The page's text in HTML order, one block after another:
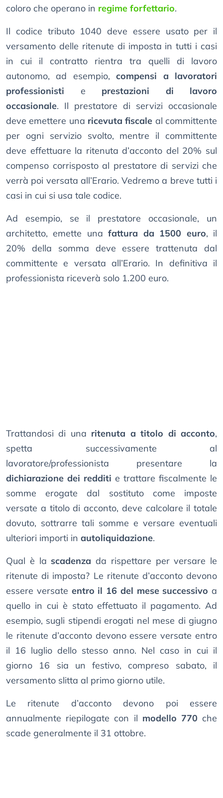
coloro che operano in regime forfettario.
Il codice tributo 1040 deve essere usato per il
versamento delle ritenute di imposta in tutti i casi
in cui il contratto rientra tra quelli di lavoro
autonomo, ad esempio,compensi a lavoratori
professionisti e prestazioni di lavoro
occasionale. Il prestatore di servizi occasionale
deve emettere una ricevuta fiscale al committente
per ogni servizio svolto, mentre il committente
deve effettuare la ritenuta d’acconto del 20% sul
compenso corrisposto al prestatore di servizi che
verrà poi versata all’Erario. Vedremo a breve tutti i
casi in cui si usa tale codice.
Ad esempio, se il prestatore occasionale, un
architetto, emette unafattura da 1500 euro, il
20% della somma deve essere trattenuta dal
committente e versata all’Erario. In definitiva il
professionista riceverà solo 1.200 euro.
Trattandosi di una ritenuta a titolo di acconto,
spetta successivamente al
lavoratore/professionista presentare la
dichiarazione dei redditi e trattare fiscalmente le
somme erogate dal sostituto come imposte
versate a titolo di acconto, deve calcolare il totale
dovuto, sottrarre tali somme e versare eventuali
ulteriori importi in autoliquidazione.
Qual è la scadenza da rispettare per versare le
ritenute di imposta? Le ritenute d’acconto devono
essere versate entro il 16 del mese successivo a
quello in cui è stato effettuato il pagamento. Ad
esempio, sugli stipendi erogati nel mese di giugno
le ritenute d’acconto devono essere versate entro
il 16 luglio dello stesso anno. Nel caso in cui il
giorno 16 sia un festivo, compreso sabato, il
versamento slitta al primo giorno utile.
Le ritenute d’acconto devono poi essere
annualmente riepilogate con il modello 770 che
scade generalmente il 31 ottobre.